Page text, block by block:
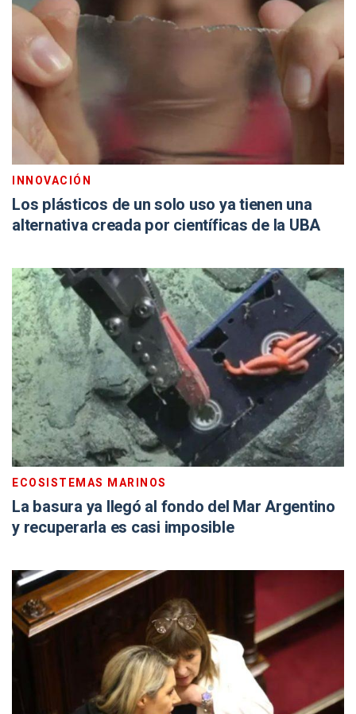
INNOVACIÓN
Los plásticos de un solo uso ya tienen una
alternativa creada por científicas de la UBA
ECOSISTEMAS MARINOS
La basura ya llegó al fondo del Mar Argentino
y recuperarla es casi imposible